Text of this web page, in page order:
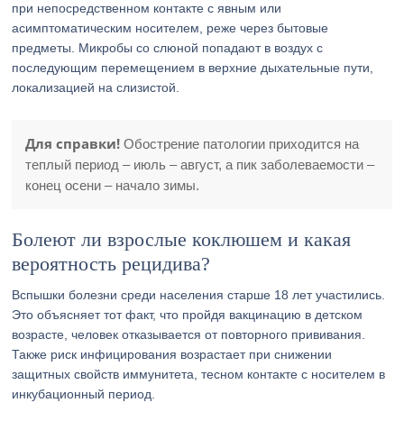
при непосредственном контакте с явным или
асимптоматическим носителем, реже через бытовые
предметы. Микробы со слюной попадают в воздух с
последующим перемещением в верхние дыхательные пути,
локализацией на слизистой.
Для справки! Обострение патологии приходится на
теплый период – июль – август, а пик заболеваемости –
конец осени – начало зимы.
Болеют ли взрослые коклюшем и какая
вероятность рецидива?
Вспышки болезни среди населения старше 18 лет участились.
Это объясняет тот факт, что пройдя вакцинацию в детском
возрасте, человек отказывается от повторного прививания.
Также риск инфицирования возрастает при снижении
защитных свойств иммунитета, тесном контакте с носителем в
инкубационный период.